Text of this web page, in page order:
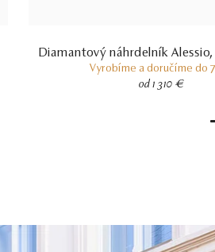
Diamantový náhrdelník
Vyrobíme a doručíme do
od 1 310 €